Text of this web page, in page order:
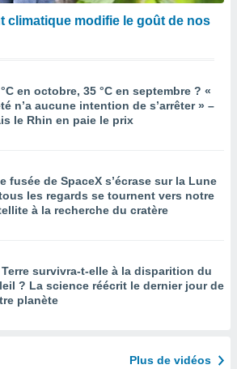
climatique modifie le goût de nos
en octobre, 35 °C en septembre ? «
n’a aucune intention de s’arrêter » –
le Rhin en paie le prix
fusée de SpaceX s’écrase sur la Lune
les regards se tournent vers notre
à la recherche du cratère
Terre survivra-t-elle à la disparition du
? La science réécrit le dernier jour de
planète
Plus de vidéos